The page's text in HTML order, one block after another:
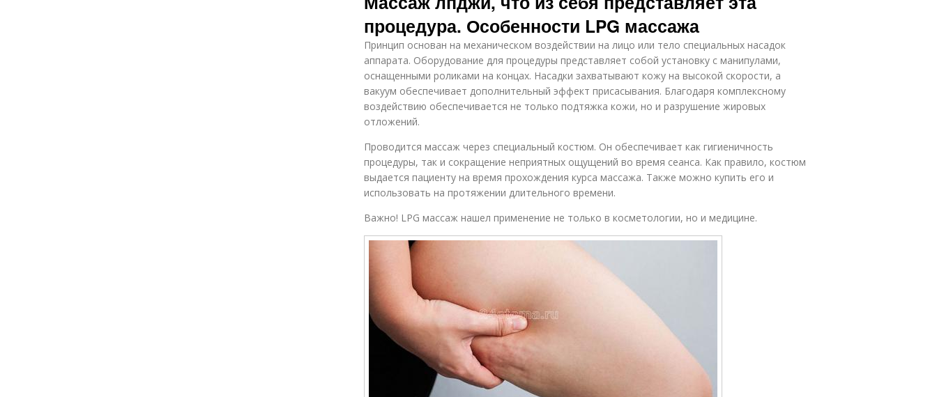
процедура. Особенности LPG массажа
Принцип основан на механическом воздействии на лицо или тело специальных насадок
аппарата. Оборудование для процедуры представляет собой установку с манипулами,
оснащенными роликами на концах. Насадки захватывают кожу на высокой скорости, а
вакуум обеспечивает дополнительный эффект присасывания. Благодаря комплексному
воздействию обеспечивается не только подтяжка кожи, но и разрушение жировых
отложений.
Проводится массаж через специальный костюм. Он обеспечивает как гигиеничность
процедуры, так и сокращение неприятных ощущений во время сеанса. Как правило, костюм
выдается пациенту на время прохождения курса массажа. Также можно купить его и
использовать на протяжении длительного времени.
Важно! LPG массаж нашел применение не только в косметологии, но и медицине.